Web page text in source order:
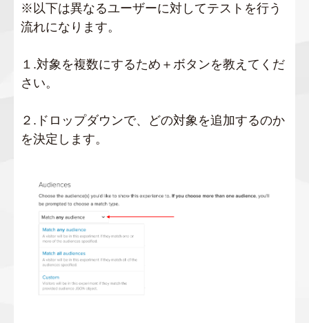
※以下は異なるユーザーに対してテストを行う
流れになります。
１.対象を複数にするため＋ボタンを教えてくだ
さい。
２.ドロップダウンで、どの対象を追加するのか
を決定します。